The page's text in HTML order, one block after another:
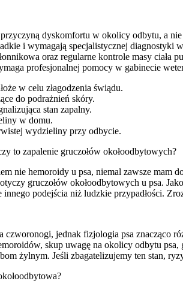
dyskomfortu w okolicy odbytu, a
i wymagają specjalistycznej diagnostyki
oraz regularne kontrole masy ciała
profesjonalnej pomocy w gabinecie
w celu złagodzenia świądu.
do podrażnień skóry.
stan zapalny.
w domu.
wydzieliny przy odbycie.
to zapalenie gruczołów okołoodbytowych?
nie hemoroidy u psa, niemal zawsze
gruczołów okołoodbytowych u psa.
innego podejścia niż ludzkie przypadłości.
czworonogi, jednak fizjologia psa
skup uwagę na okolicy odbytu
żylnym. Jeśli zbagatelizujemy ten stan,